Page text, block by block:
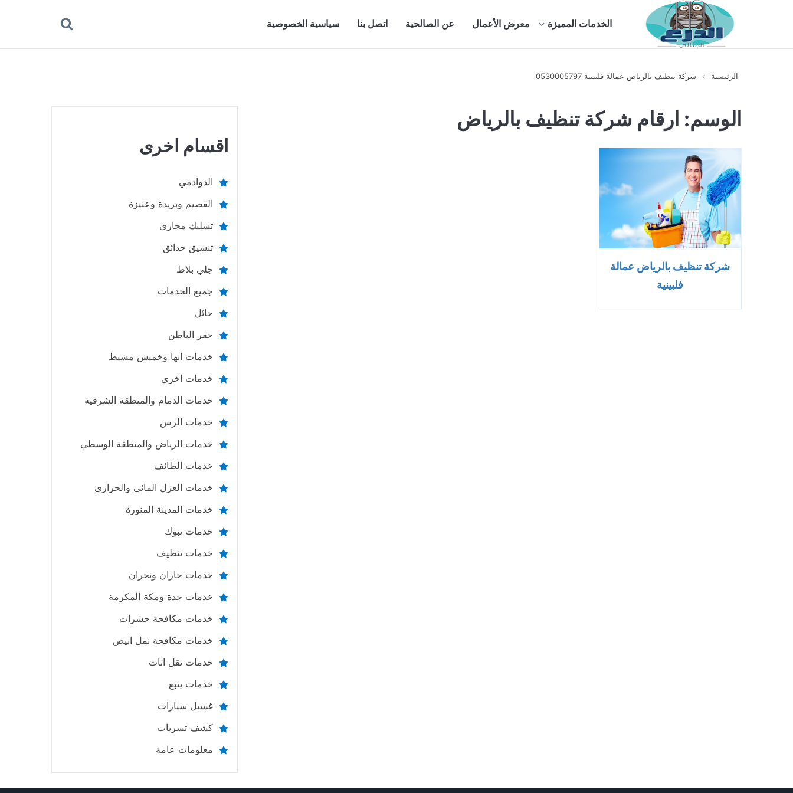
الخدمات المميزة معرض الأعمال عن الصالحية اتصل بنا سياسية الخصوصية
الرئيسية شركة تنظيف بالرياض عمالة فلبينية 0530005797
الوسم: ارقام شركة تنظيف بالرياض
شركة تنظيف بالرياض عمالة
فلبينية
اقسام اخرى
الدوادمي
القصيم وبريدة وعنيزة
تسليك مجاري
تنسيق حدائق
جلي بلاط
جميع الخدمات
حائل
حفر الباطن
خدمات ابها وخميش مشيط
خدمات اخري
خدمات الدمام والمنطقة الشرقية
خدمات الرس
خدمات الرياض والمنطقة الوسطي
خدمات الطائف
خدمات العزل المائي والحراري
خدمات المدينة المنورة
خدمات تبوك
خدمات تنظيف
خدمات جازان ونجران
خدمات جدة ومكة المكرمة
خدمات مكافحة حشرات
خدمات مكافحة نمل ابيض
خدمات نقل اثاث
خدمات ينبع
غسيل سيارات
كشف تسربات
معلومات عامة